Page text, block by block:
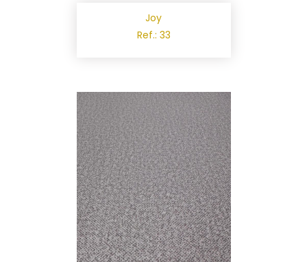
Joy
Ref.: 33